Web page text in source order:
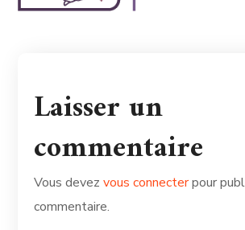
Laisser un
commentaire
Vous devezvous connecterpour
commentaire.